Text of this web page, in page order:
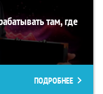
там, где
ПОДРОБНЕЕ